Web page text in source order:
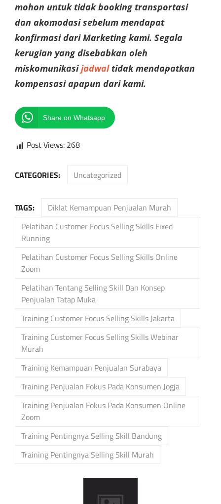
mohon untuk tidak booking transportasi
dan akomodasi sebelum mendapat
konfirmasi dari Marketing kami. Segala
kerugian yang disebabkan oleh
miskomunikasijadwaltidak mendapatkan
kompensasi apapun dari kami.
Share on Whatsapp
Post Views: 268
CATEGORIES: Uncategorized
TAGS:
Diklat Kemampuan Penjualan Murah
Pelatihan Customer Focus Selling Skills Fixed
Running
Pelatihan Customer Focus Selling Skills Online
Zoom
Pelatihan Tentang Selling Skill Dan Konsep
Penjualan Tatap Muka
Training Customer Focus Selling Skills Jakarta
Training Customer Focus Selling Skills Webinar
Murah
Training Kemampuan Penjualan Surabaya
Training Penjualan Fokus Pada Konsumen Jogja
Training Penjualan Fokus Pada Konsumen Online
Zoom
Training Pentingnya Selling Skill Bandung
Training Pentingnya Selling Skill Murah